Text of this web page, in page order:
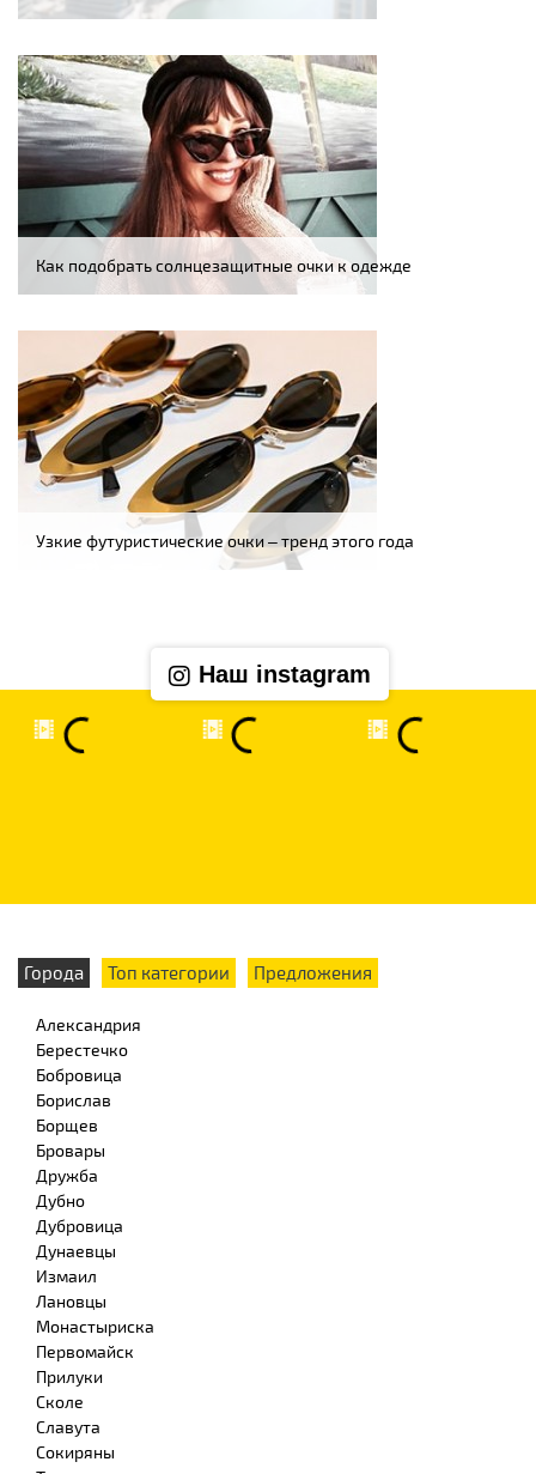
Как подобрать солнцезащитные очки к одежде
Узкие футуристические очки – тренд этого года
Наш instagram
Города Топ категории Предложения
Александрия
Берестечко
Бобровица
Борислав
Борщев
Бровары
Дружба
Дубно
Дубровица
Дунаевцы
Измаил
Лановцы
Монастыриска
Первомайск
Прилуки
Сколе
Славута
Сокиряны